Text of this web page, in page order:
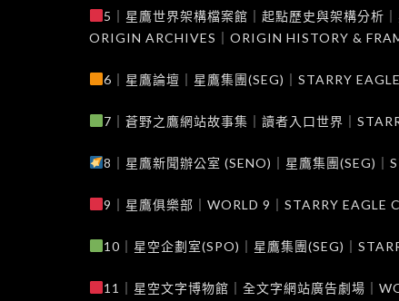
5｜星鷹世界架構檔案館｜起點歷史與架構分析
ORIGIN ARCHIVES｜ORIGIN HISTORY &
6｜星鷹論壇｜星鷹集團(SEG)｜STARRY
7｜蒼野之鷹網站故事集｜讀者入口世界｜
8｜星鷹新聞辦公室 (SENO)｜星鷹集團(SEG)｜
9｜星鷹俱樂部｜WORLD 9｜STARRY EAGLE
10｜星空企劃室(SPO)｜星鷹集團(SEG)｜
11｜星空文字博物館｜全文字網站廣告劇場｜